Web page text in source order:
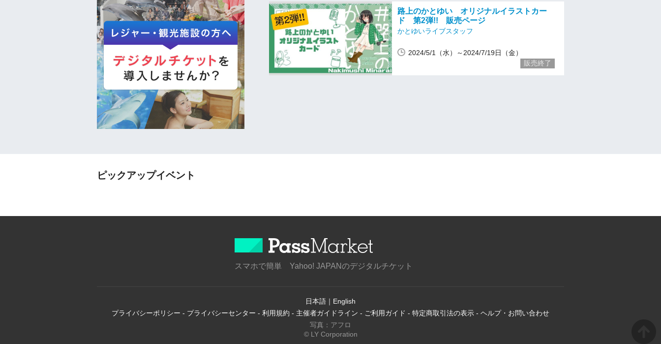
路上のかとゆい オリジナルイラストカー
ド 第2弾!! 販売ページ
かとゆいライブスタッフ
2024/5/1（水）～2024/7/19日（金）
販売終了
ピックアップイベント
スマホで簡単 Yahoo! JAPANのデジタルチケット
日本語 ｜ English
プライバシーポリシー - プライバシーセンター - 利用規約 - 主催者ガイドライン - ご利用ガイド - 特定商取引法の表示 - ヘルプ・お問い合わせ
写真：アフロ
© LY Corporation